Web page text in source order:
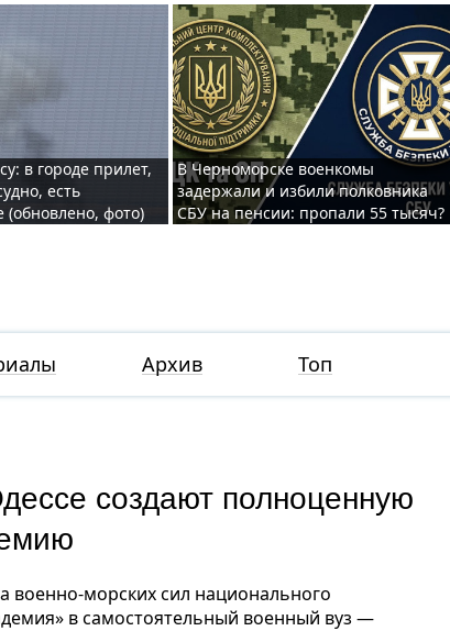
в городе прилет,
есть
(обновлено, фото)
В Черноморске военкомы
задержали и избили полковника
СБУ на пенсии: пропали 55 тысяч?
Архив Топ
создают полноценную
военно-морских сил национального
в самостоятельный военный вуз —